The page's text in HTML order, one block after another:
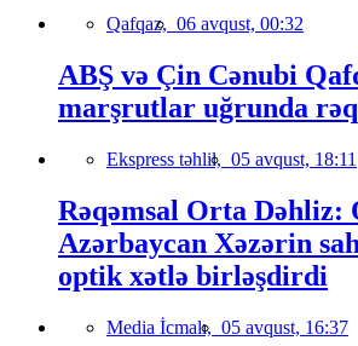
Qafqaz, 06 avqust, 00:32
ABŞ və Çin Cənubi
marşrutlar uğrunda
Ekspress təhlil, 05 avqust, 18:11
Rəqəmsal Orta Dəhliz:
Azərbaycan Xəzərin
optik xətlə birləşdirdi
Media İcmalı, 05 avqust, 16:37